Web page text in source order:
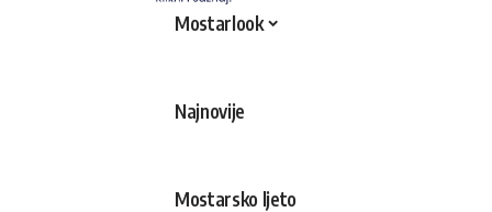
Mostarlook
Najnovije
Mostarsko ljeto